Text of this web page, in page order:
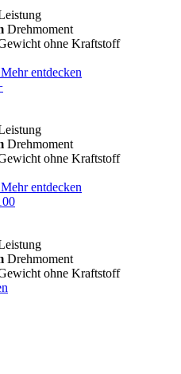
Drehmoment
ohne Kraftstoff
Mehr entdecken
Drehmoment
ohne Kraftstoff
Mehr entdecken
Drehmoment
ohne Kraftstoff